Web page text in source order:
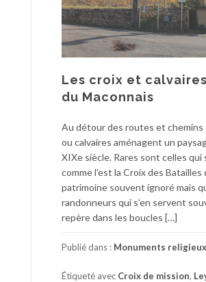
Les croix et
du Maconnais
Au détour des routes et chemins
ou calvaires aménagent un
XIXe siècle. Rares sont celles
comme l’est la Croix des Batailles
patrimoine souvent ignoré mais
randonneurs qui s’en servent
repère dans les boucles […]
Publié dans : Monuments religieux
Étiqueté avec Croix de mission,